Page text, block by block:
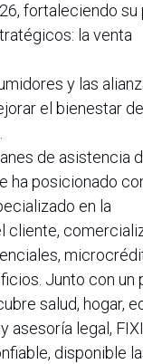
fortaleciendo
la venta
y las
el bienestar
de asistencia
ha posicionado
en la
cliente,
Junto con un
salud, hogar,
asesoría legal,
disponible